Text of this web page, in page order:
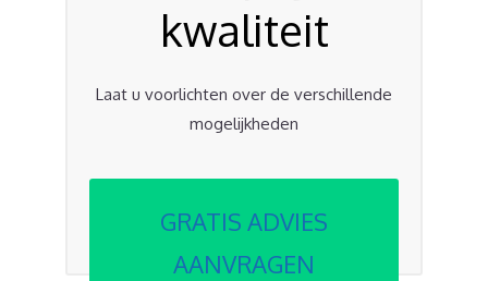
kwaliteit
Laat u voorlichten over de verschillende
mogelijkheden
GRATIS ADVIES
AANVRAGEN